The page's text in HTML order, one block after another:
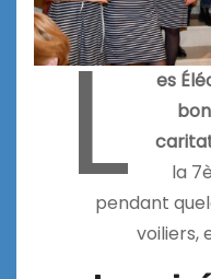
L
es
la
pendant
voiliers,